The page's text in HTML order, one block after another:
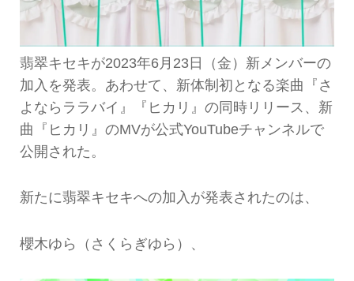
翡翠キセキが2023年6月23日（金）新メンバーの
加入を発表。あわせて、新体制初となる楽曲『さ
よならララバイ』『ヒカリ』の同時リリース、新
曲『ヒカリ』のMVが公式YouTubeチャンネルで
公開された。
新たに翡翠キセキへの加入が発表されたのは、
櫻木ゆら（さくらぎゆら）、